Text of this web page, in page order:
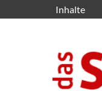
Inhalte